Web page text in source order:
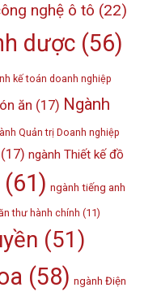
nghệ ô tô (22)
dược(56)
kế toán doanh nghiệp
ăn (17) Ngành
Quản trị Doanh nghiệp
(17) ngành Thiết kế đồ
ngành tiếng anh
thư hành chính (11)
(51)
(58) ngành Điện